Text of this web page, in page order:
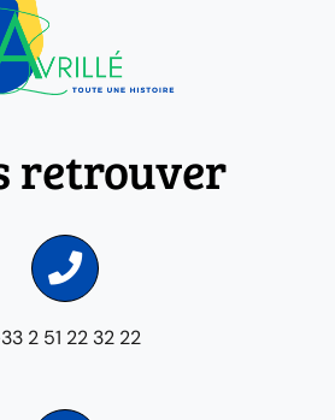
retrouver
2 51 22 32 22